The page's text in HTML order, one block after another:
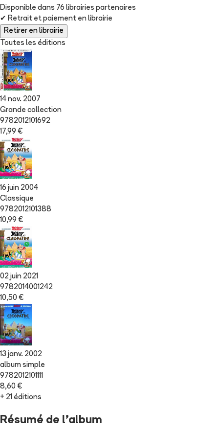
Disponible dans 76 librairies partenaires
✔ Retrait et paiement en librairie
Retirer en librairie
Toutes les éditions
14 nov. 2007
Grande collection
9782012101692
17,99 €
16 juin 2004
Classique
9782012101388
10,99 €
02 juin 2021
9782014001242
10,50 €
13 janv. 2002
album simple
9782012101111
8,60 €
+ 21 éditions
Résumé de l'album